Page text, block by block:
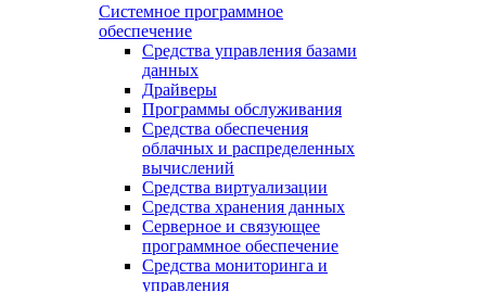
Системное программное
обеспечение
Средства управления базами
данных
Драйверы
Программы обслуживания
Средства обеспечения
облачных и распределенных
вычислений
Средства виртуализации
Средства хранения данных
Серверное и связующее
программное обеспечение
Средства мониторинга и
управления